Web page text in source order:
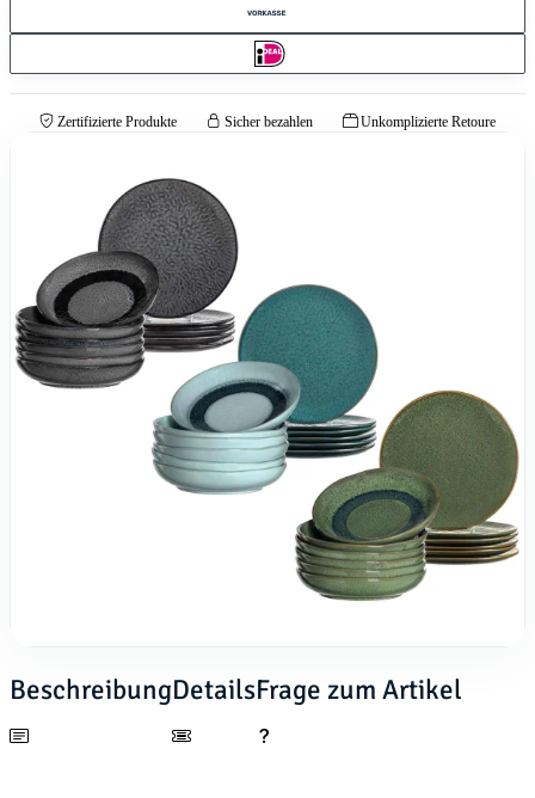
Zertifizierte Produkte Sicher bezahlen Unkomplizierte Retoure
BeschreibungDetailsFrage zum Artikel